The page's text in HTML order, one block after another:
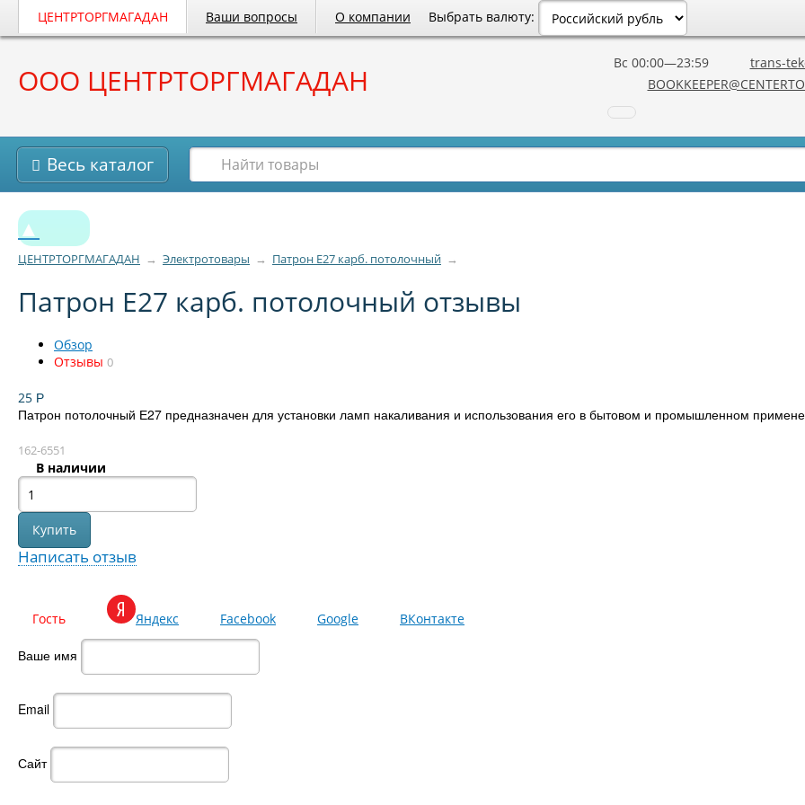
ЦЕНТРТОРГМАГАДАН Ваши вопросы О компании Выбрать валюту:
ООО ЦЕНТРТОРГМАГАДАН Вс 00:00—23:59
trans-
Весь каталог
▲
ЦЕНТРТОРГМАГАДАН → Электротовары → Патрон Е27 карб. потолочный →
Патрон Е27 карб. потолочный отзывы
Обзор
Отзывы 0
25 Р
Патрон потолочный Е27 предназначен для установки ламп накаливания и использования его в бытовом и промышленном
162-6551
В наличии
Написать отзыв
Гость Яндекс Facebook Google ВКонтакте
Ваше имя
Email
Сайт